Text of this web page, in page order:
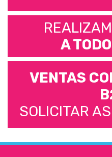
A
VENTAS
SOLICITAR